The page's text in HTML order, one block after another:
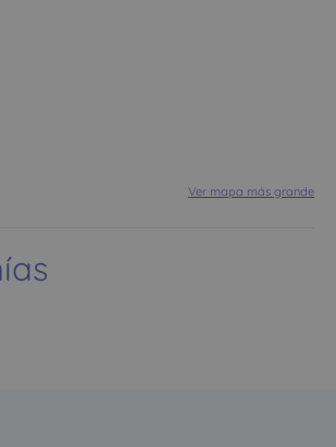
Ver mapa más grande